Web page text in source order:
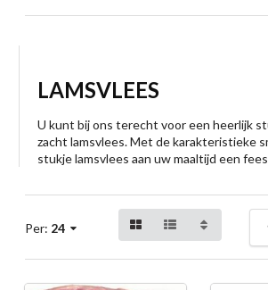
LAMSVLEES
U kunt bij ons terecht voor een heerlijk
zacht lamsvlees. Met de karakteristieke
stukje lamsvlees aan uw maaltijd een
Per: 24